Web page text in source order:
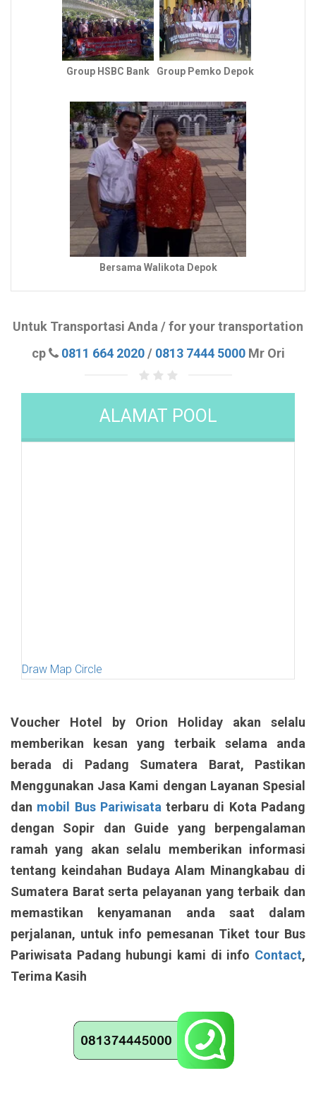
Group HSBC Bank Group Pemko Depok
Bersama Walikota Depok
Untuk Transportasi Anda / for your transportation
cp
0811 664 2020/ 0813 7444 5000Mr Ori
ALAMAT POOL
Draw Map Circle
Voucher Hotel by Orion Holiday akan selalu
memberikan kesan yang terbaik selama anda
berada di Padang Sumatera Barat, Pastikan
Menggunakan Jasa Kami dengan Layanan Spesial
dan mobil Bus Pariwisata terbaru di Kota Padang
dengan Sopir dan Guide yang berpengalaman
ramah yang akan selalu memberikan informasi
tentang keindahan Budaya Alam Minangkabau di
Sumatera Barat serta pelayanan yang terbaik dan
memastikan kenyamanan anda saat dalam
perjalanan, untuk info pemesanan Tiket tour Bus
Pariwisata Padang hubungi kami di info Contact,
Terima Kasih